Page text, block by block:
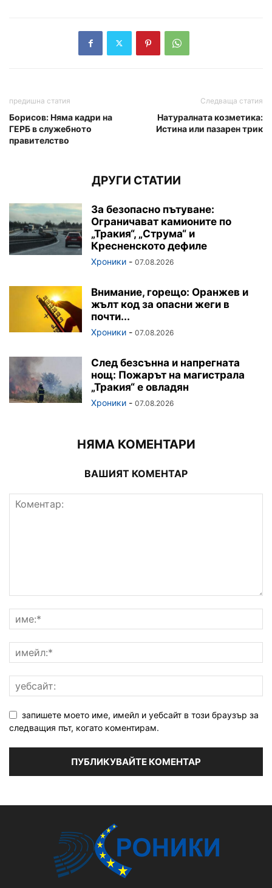
предишна статия
Борисов: Няма кадри на
ГЕРБ в служебното
правителство
Следваща статия
Натуралната козметика:
Истина или пазарен трик
ДРУГИ СТАТИИ
За безопасно пътуване:
Ограничават камионите по
„Тракия“, „Струма“ и
Кресненското дефиле
Хроники - 07.08.2026
Внимание, горещо: Оранжев и
жълт код за опасни жеги в
почти...
Хроники - 07.08.2026
След безсънна и напрегната
нощ: Пожарът на магистрала
„Тракия“ е овладян
Хроники - 07.08.2026
НЯМА КОМЕНТАРИ
ВАШИЯТ КОМЕНТАР
запишете моето име, имейл и уебсайт в този браузър за
следващия път, когато коментирам.